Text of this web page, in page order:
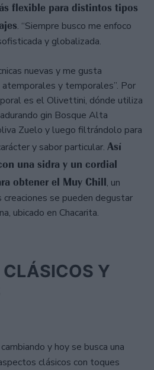
flexible para distintos tipos
. “Siempre busco me enfoco
y globalizada.
nuevas y me gusta
y temporales”. Por
es el Olivettini, dónde utiliza
gin Bosque Alta
Zuelo y luego filtrándolo para
y sabor particular. Así
una sidra y un cordial
obtener el Muy Chill, un
se pueden degustar
ubicado en Chacarita.
Y
y hoy se busca una
clásicos con toques